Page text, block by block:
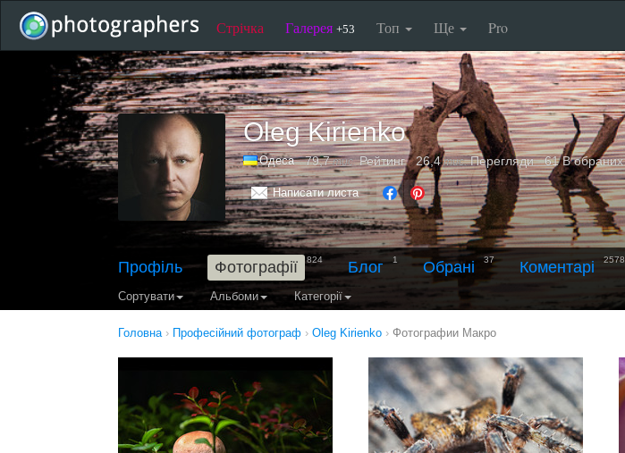
Стрічка Галерея +53 Топ Ще Pro
Oleg Kirienko
Одеса 79,7тис.Рейтинг 26,4тис.Перегляди 61 В обраних
Написати листа
Профіль Фотографії 824 Блог 1 Обрані 37 Коментарі 2578
Сортувати Альбоми Категорії
Головна› Професійний фотограф › Oleg Kirienko › Фотографии Макро